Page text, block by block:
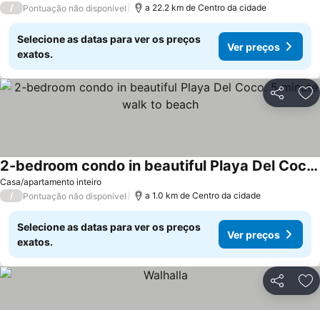
/ Pontuação não disponível a 22.2 km de Centro da cidade
Selecione as datas para ver os preços
exatos.
Ver preços
Partilhar
Casa/apartamento inteiro
2-bedroom condo in beautiful Playa Del Coco. 5 minute walk to beach
/ Pontuação não disponível a 1.0 km de Centro da cidade
Selecione as datas para ver os preços
exatos.
Ver preços
Partilhar